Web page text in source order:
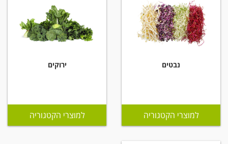
נבטים
למוצרי הקטגוריה
ירוקים
למוצרי הקטגוריה